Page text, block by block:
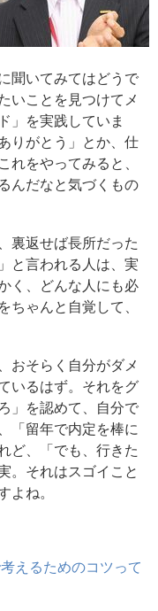
聞いてみてはどうで
いことを見つけてメ
」を実践していま
りがとう」とか、仕
れをやってみると、
んだなと気づくもの
裏返せば長所だった
と言われる人は、実
く、どんな人にも必
ちゃんと自覚して、
おそらく自分がダメ
いるはず。それをグ
」を認めて、自分で
「留年で内定を棒に
ど、「でも、行きた
。それはスゴイこと
よね。
えるためのコツって